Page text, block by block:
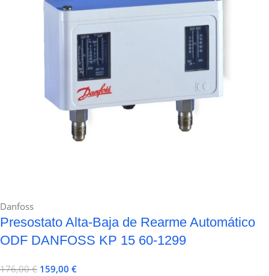
Danfoss
Presostato Alta-Baja de Rearme Automático
ODF DANFOSS KP 15 60-1299
176,00€ 159,00 €